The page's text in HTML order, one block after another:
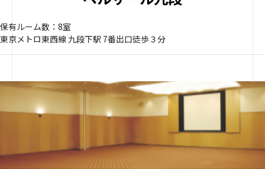
保有ルーム数：8室
東京メトロ東西線 九段下駅 7番出口徒歩３分